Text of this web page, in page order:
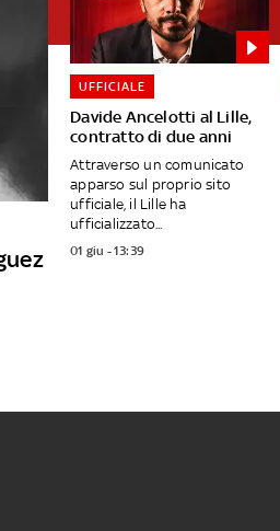
Davide Ancelotti al Lille,
contratto di due anni
UFFICIALE
Attraverso un comunicato
apparso sul proprio sito
ufficiale, il Lille ha
ufficializzato...
01 giu - 13:39